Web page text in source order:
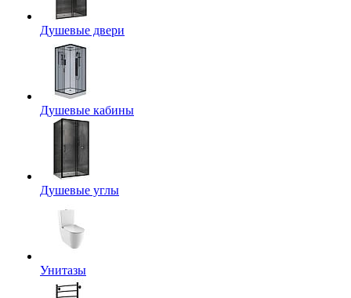
Душевые двери
Душевые кабины
Душевые углы
Унитазы